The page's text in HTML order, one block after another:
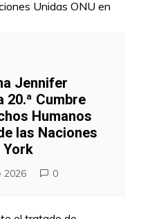
Jennifer
20.ª Cumbre
Humanos
las Naciones
York
2026 0